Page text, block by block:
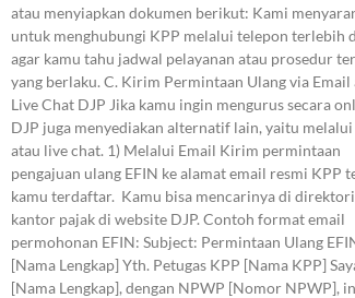
atau menyiapkan dokumen berikut: Kami
untuk menghubungi KPP melalui telepon terlebih
agar kamu tahu jadwal pelayanan atau prosedur
yang berlaku. C. Kirim Permintaan Ulang via Email
Live Chat DJP Jika kamu ingin mengurus secara
DJP juga menyediakan alternatif lain, yaitu
atau live chat. 1) Melalui Email Kirim permintaan
pengajuan ulang EFIN ke alamat email resmi KPP
kamu terdaftar. Kamu bisa mencarinya di direktori
kantor pajak di website DJP. Contoh format email
permohonan EFIN: Subject: Permintaan Ulang
[Nama Lengkap] Yth. Petugas KPP [Nama KPP]
[Nama Lengkap], dengan NPWP [Nomor NPWP],